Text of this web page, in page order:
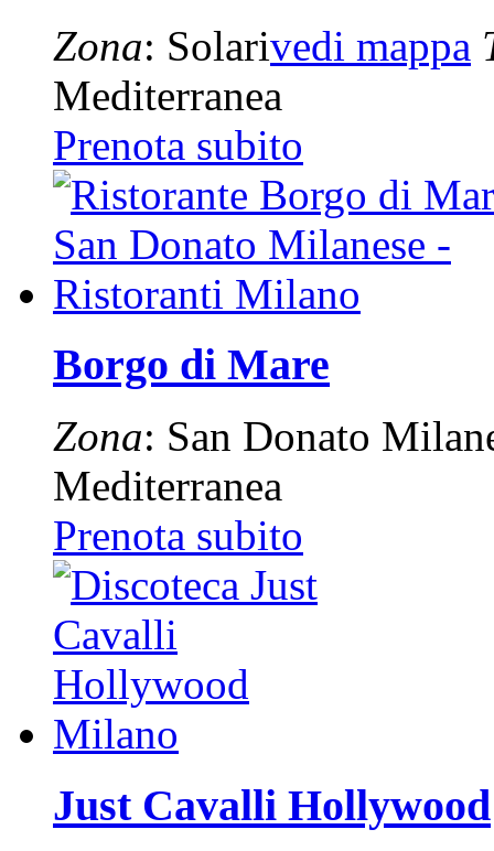
Zona: Solarivedi mappa
Mediterranea
Prenota subito
Borgo di Mare
Zona: San Donato
Mediterranea
Prenota subito
Just Cavalli Hollywood